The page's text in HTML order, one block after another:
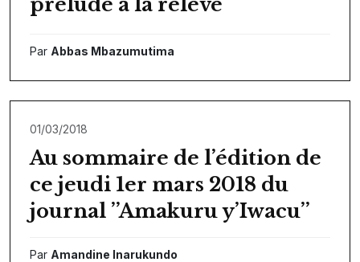
Par Abbas Mbazumutima
01/03/2018
Au sommaire de l’édition de
ce jeudi 1er mars 2018 du
journal ’’Amakuru y’Iwacu’’
Par Amandine Inarukundo